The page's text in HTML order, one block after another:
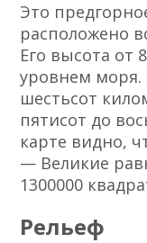
Это
расположено
Его высота от
уровнем
шестьсот
пятисот до
карте видно,
— Великие
1300000
Рельеф